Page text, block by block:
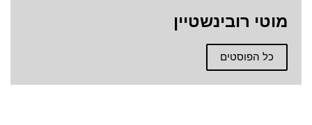
מוטי רובינשטיין
כל הפוסטים